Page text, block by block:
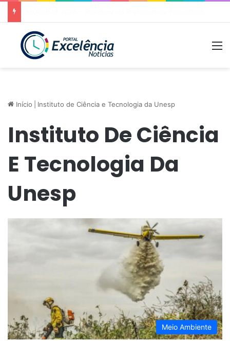
Início Instituto de Ciência e Tecnologia da Unesp
Instituto De Ciência
E Tecnologia Da
Unesp
Meio Ambiente